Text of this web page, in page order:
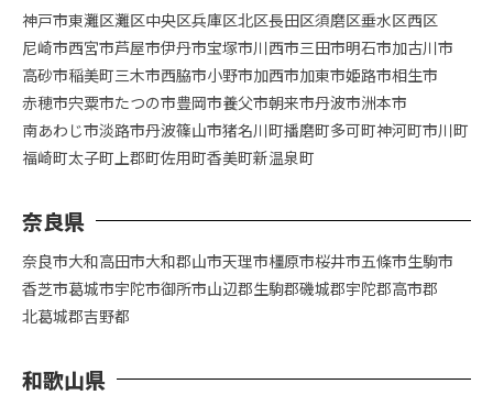
神戸市東灘区灘区中央区兵庫区北区長田区須磨区垂水区西区
尼崎市西宮市芦屋市伊丹市宝塚市川西市三田市明石市加古川市
高砂市稲美町三木市西脇市小野市加西市加東市姫路市相生市
赤穂市宍粟市たつの市豊岡市養父市朝来市丹波市洲本市
南あわじ市淡路市丹波篠山市猪名川町播磨町多可町神河町市川町
福崎町太子町 上郡町佐用町香美町新温泉町
奈良県
奈良市大和高田市大和郡山市天理市橿原市桜井市五條市生駒市
香芝市葛城市宇陀市御所市山辺郡生駒郡磯城郡宇陀郡高市郡
北葛城郡吉野都
和歌山県